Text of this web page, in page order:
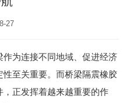
27
为连接不同地域、促进经济
至关重要。而桥梁隔震橡胶
正发挥着越来越重要的作